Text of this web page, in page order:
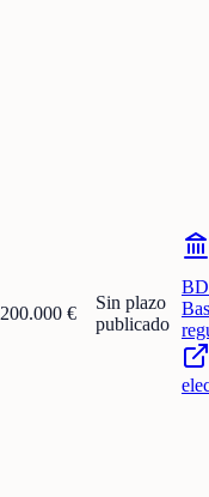
200.000 €
Sin plazo
publicado